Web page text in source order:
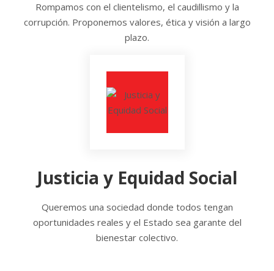
Rompamos con el clientelismo, el caudillismo y la
corrupción. Proponemos valores, ética y visión a largo
plazo.
Justicia y Equidad Social
Queremos una sociedad donde todos tengan
oportunidades reales y el Estado sea garante del
bienestar colectivo.